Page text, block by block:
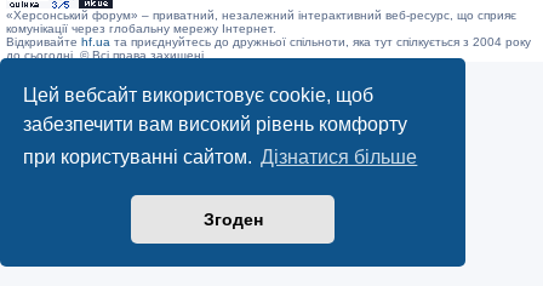
Цей вебсайт використовує cookie, щоб
забезпечити вам високий рівень комфорту
при користуванні сайтом. Дізнатися більше
Згоден
«Херсонський форум» – приватний, незалежний інтерактивний веб-ресурс, що сприяє
комунікації через глобальну мережу Інтернет.
Відкривайте hf.ua та приєднуйтесь до дружньої спільноти, яка тут спілкується з 2004 року
до сьогодні. © Всі права захищені.